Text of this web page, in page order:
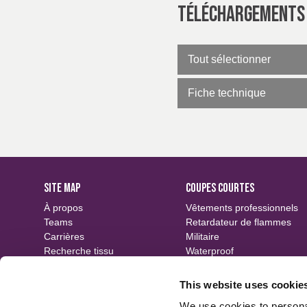
This website uses
Téléchargements
Tout sélectionner
Fiche technique
SITE MAP
À propos
Teams
Carrières
Recherche tissu
COUPES COURTES
Vêtements professionnels
Retardateur de flammes
Militaire
Waterproof
Motifs